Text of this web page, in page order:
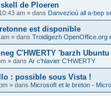
de Ploeren
am » dans Danvezioù all a-bep
est disponible
» dans Troidigezh OpenOffice.org
C'HWERTY 'barzh Ubuntu
» dans Ar c'hlavier C'HWERTY
: possible sous Vista !
» dans Microsoft et le breton -